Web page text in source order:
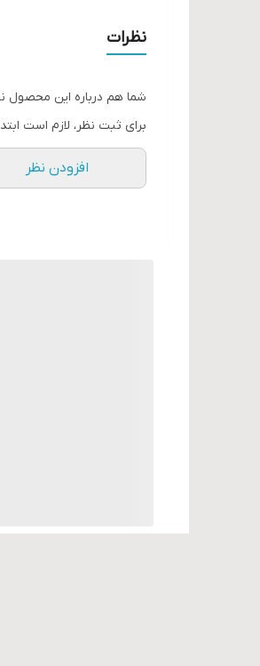
نظرات
شما هم درباره این محصول
برای ثبت نظر، لازم است
افزودن نظر